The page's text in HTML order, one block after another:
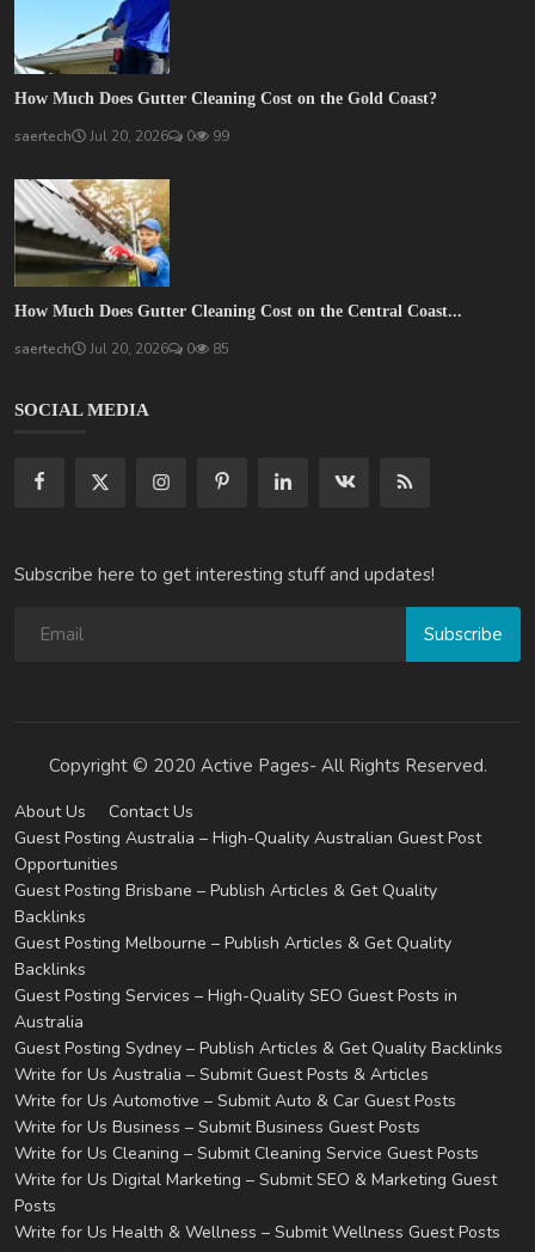
How Much Does Gutter Cleaning Cost on the Gold Coast?
saertech Jul 20, 2026 0 99
How Much Does Gutter Cleaning Cost on the Central Coast...
saertech Jul 20, 2026 0 85
SOCIAL MEDIA
Subscribe here to get interesting stuff and updates!
Subscribe
Copyright © 2020 Active Pages- All Rights Reserved.
About Us
Contact Us
Guest Posting Australia – High-Quality Australian Guest Post
Opportunities
Guest Posting Brisbane – Publish Articles & Get Quality
Backlinks
Guest Posting Melbourne – Publish Articles & Get Quality
Backlinks
Guest Posting Services – High-Quality SEO Guest Posts in
Australia
Guest Posting Sydney – Publish Articles & Get Quality Backlinks
Write for Us Australia – Submit Guest Posts & Articles
Write for Us Automotive – Submit Auto & Car Guest Posts
Write for Us Business – Submit Business Guest Posts
Write for Us Cleaning – Submit Cleaning Service Guest Posts
Write for Us Digital Marketing – Submit SEO & Marketing Guest
Posts
Write for Us Health & Wellness – Submit Wellness Guest Posts